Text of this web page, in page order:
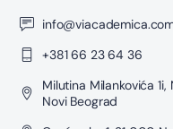
+381 66 23 64 36
Milutina Milankovića
Novi Beograd